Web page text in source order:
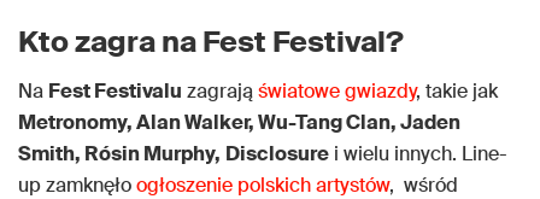
Kto zagra na Fest Festival?
Na Fest Festivalu zagrająświatowe gwiazdy, takie jak
Metronomy, Alan Walker, Wu-Tang Clan, Jaden
Smith, Rósin Murphy, Disclosure i wielu innych. Line-
up zamknęłoogłoszenie polskich artystów, wśród